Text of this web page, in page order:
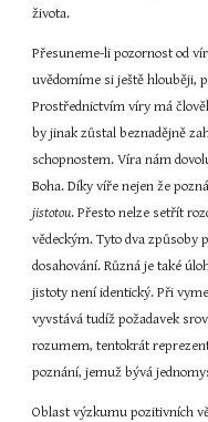
života.
Přesuneme-li pozornost od
uvědomíme si ještě hlouběji,
Prostřednictvím víry má
by jinak zůstal beznadějně
schopnostem. Víra nám
Boha. Díky víře nejen že
jistotou. Přesto nelze setřít
vědeckým. Tyto dva způsoby
dosahování. Různá je také
jistoty není identický. Při
vyvstává tudíž požadavek
rozumem, tentokrát
poznání, jemuž bývá
Oblast výzkumu pozitivních